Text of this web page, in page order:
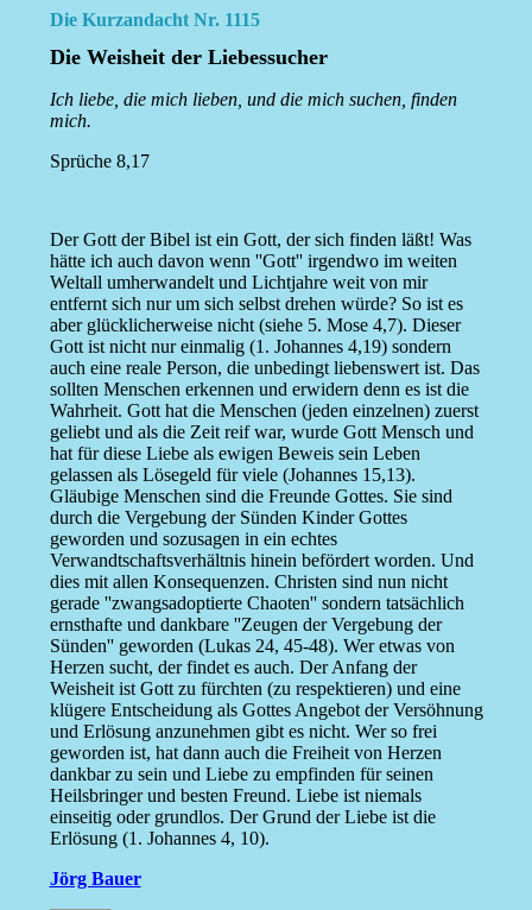
Die Kurzandacht Nr. 1115
Die Weisheit der Liebessucher
Ich liebe, die mich lieben, und die mich suchen, finden
mich.
Sprüche 8,17
Der Gott der Bibel ist ein Gott, der sich finden läßt! Was
hätte ich auch davon wenn ''Gott'' irgendwo im weiten
Weltall umherwandelt und Lichtjahre weit von mir
entfernt sich nur um sich selbst drehen würde? So ist es
aber glücklicherweise nicht (siehe 5. Mose 4,7). Dieser
Gott ist nicht nur einmalig (1. Johannes 4,19) sondern
auch eine reale Person, die unbedingt liebenswert ist. Das
sollten Menschen erkennen und erwidern denn es ist die
Wahrheit. Gott hat die Menschen (jeden einzelnen) zuerst
geliebt und als die Zeit reif war, wurde Gott Mensch und
hat für diese Liebe als ewigen Beweis sein Leben
gelassen als Lösegeld für viele (Johannes 15,13).
Gläubige Menschen sind die Freunde Gottes. Sie sind
durch die Vergebung der Sünden Kinder Gottes
geworden und sozusagen in ein echtes
Verwandtschaftsverhältnis hinein befördert worden. Und
dies mit allen Konsequenzen. Christen sind nun nicht
gerade ''zwangsadoptierte Chaoten'' sondern tatsächlich
ernsthafte und dankbare ''Zeugen der Vergebung der
Sünden'' geworden (Lukas 24, 45-48). Wer etwas von
Herzen sucht, der findet es auch. Der Anfang der
Weisheit ist Gott zu fürchten (zu respektieren) und eine
klügere Entscheidung als Gottes Angebot der Versöhnung
und Erlösung anzunehmen gibt es nicht. Wer so frei
geworden ist, hat dann auch die Freiheit von Herzen
dankbar zu sein und Liebe zu empfinden für seinen
Heilsbringer und besten Freund. Liebe ist niemals
einseitig oder grundlos. Der Grund der Liebe ist die
Erlösung (1. Johannes 4, 10).
Jörg Bauer